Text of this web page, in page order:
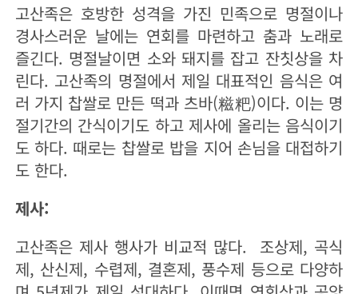
고산족은 호방한 성격을 가진 민족으로 명절이나
경사스러운 날에는 연회를 마련하고 춤과 노래로
즐긴다. 명절날이면 소와 돼지를 잡고 잔칫상을 차
린다. 고산족의 명절에서 제일 대표적인 음식은 여
러 가지 찹쌀로 만든 떡과 츠바(糍粑)이다. 이는 명
절기간의 간식이기도 하고 제사에 올리는 음식이기
도 하다. 때로는 찹쌀로 밥을 지어 손님을 대접하기
도 한다.
제사:
고산족은 제사 행사가 비교적 많다. 조상제, 곡식
제, 산신제, 수렵제, 결혼제, 풍수제 등으로 다양하